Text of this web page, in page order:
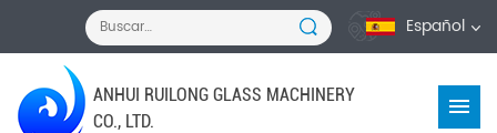
Español
ANHUI RUILONG GLASS MACHINERY
CO., LTD.